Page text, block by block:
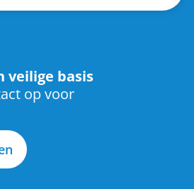
veilige basis
op voor